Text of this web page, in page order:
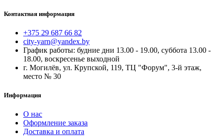
Контактная информация
+375 29 687 66 82
city-yarn@yandex.by
График работы: будние дни 13.00 - 19.00, суббота 13.00 -
18.00, воскресенье выходной
г. Могилёв, ул. Крупской, 119, ТЦ "Форум", 3-й этаж,
место № 30
Информация
О нас
Оформление заказа
Доставка и оплата